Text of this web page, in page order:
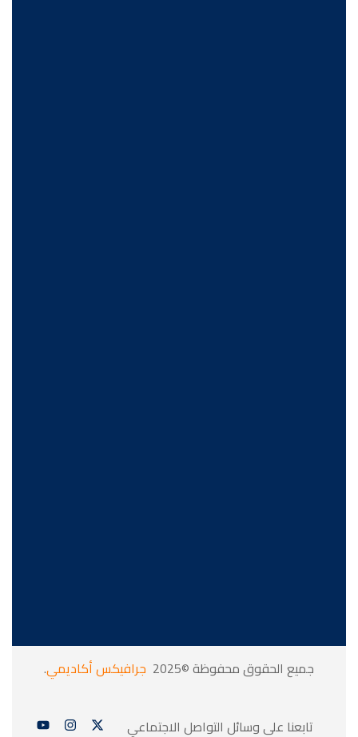
جميع الحقوق محفوظة ©2025 جرافيكس أكاديمي.
تابعنا على وسائل التواصل الاجتماعي